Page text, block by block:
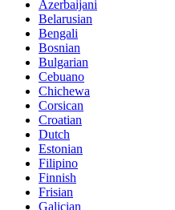
Azerbaijani
Belarusian
Bengali
Bosnian
Bulgarian
Cebuano
Chichewa
Corsican
Croatian
Dutch
Estonian
Filipino
Finnish
Frisian
Galician